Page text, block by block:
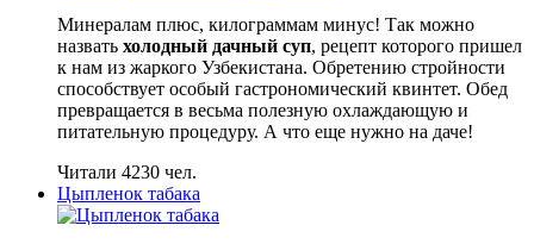
Минералам плюс, килограммам минус! Так можно
назвать холодный дачный суп, рецепт которого пришел
к нам из жаркого Узбекистана. Обретению стройности
способствует особый гастрономический квинтет. Обед
превращается в весьма полезную охлаждающую и
питательную процедуру. А что еще нужно на даче!
Читали 4230 чел.
Цыпленок табака